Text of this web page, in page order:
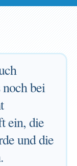
noch bei
ein, die
und die